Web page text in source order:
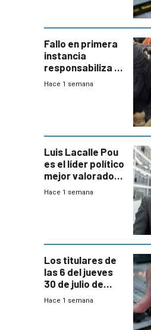
Fallo en primera
instancia
responsabiliza al
Estado por falta
Hace 1 semana
Luis Lacalle Pou
es el líder político
mejor valorado
del país, según
Hace 1 semana
Los titulares de
las 6 del jueves
30 de julio de
2026
Hace 1 semana